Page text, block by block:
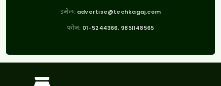
इमेल: advertise@techkagaj.com
फोन: 01-5244366, 9851148565